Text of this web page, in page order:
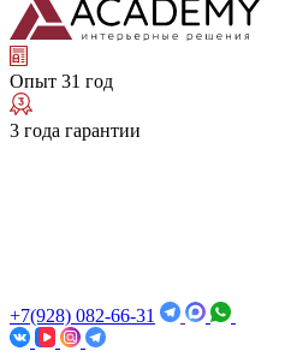
Опыт 31 год
3 года гарантии
+7(928) 082-66-31